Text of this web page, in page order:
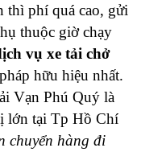
thì phí quá cao, gửi
thuộc giờ chạy
vụ xe tải chở
hữu hiệu nhất.
Vạn Phú Quý là
lớn tại Tp Hồ Chí
chuyển hàng đi